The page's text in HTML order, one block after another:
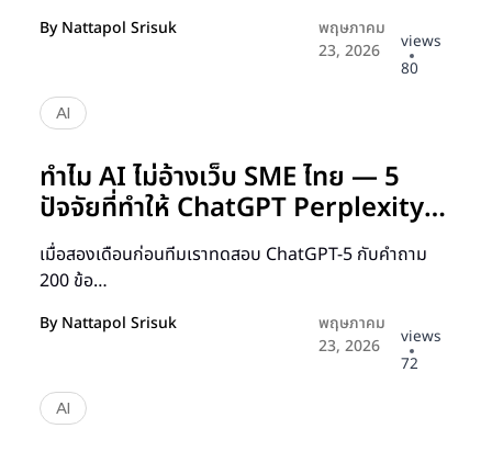
ByNattapol Srisuk
พฤษภาคม
23, 2026
views
80
AI
ทำไม AI ไม่อ้างเว็บ SME ไทย — 5
ปัจจัยที่ทำให้ ChatGPT Perplexity
เลือก Cite
เมื่อสองเดือนก่อนทีมเราทดสอบ ChatGPT-5 กับคำถาม
200 ข้อ…
ByNattapol Srisuk
พฤษภาคม
23, 2026
views
72
AI